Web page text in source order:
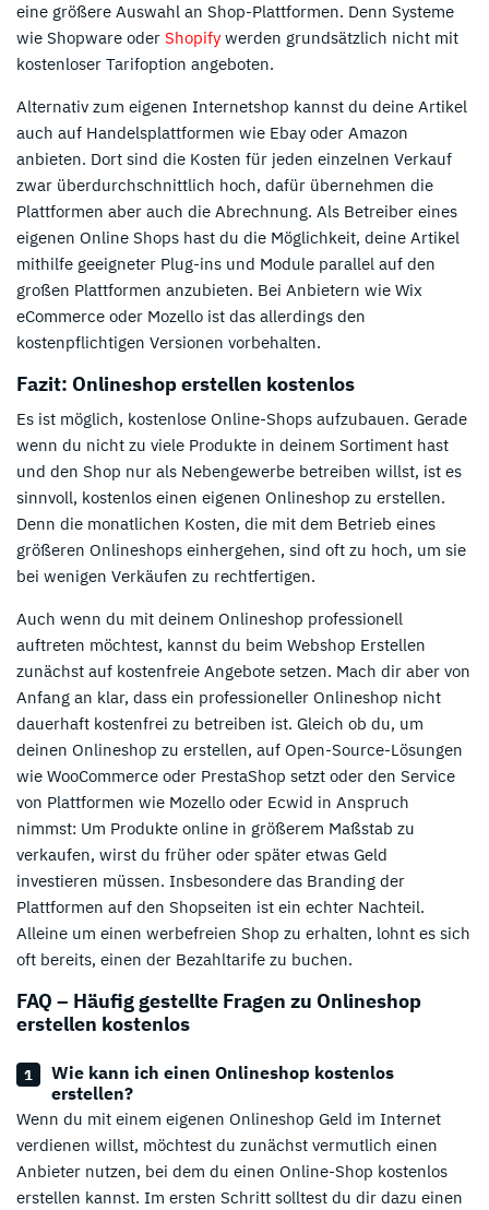
eine größere Auswahl an Shop-Plattformen. Denn Systeme
wie Shopware oder Shopify werden grundsätzlich nicht mit
kostenloser Tarifoption angeboten.
Alternativ zum eigenen Internetshop kannst du deine Artikel
auch auf Handelsplattformen wie Ebay oder Amazon
anbieten. Dort sind die Kosten für jeden einzelnen Verkauf
zwar überdurchschnittlich hoch, dafür übernehmen die
Plattformen aber auch die Abrechnung. Als Betreiber eines
eigenen Online Shops hast du die Möglichkeit, deine Artikel
mithilfe geeigneter Plug-ins und Module parallel auf den
großen Plattformen anzubieten. Bei Anbietern wie Wix
eCommerce oder Mozello ist das allerdings den
kostenpflichtigen Versionen vorbehalten.
Fazit: Onlineshop erstellen kostenlos
Es ist möglich, kostenlose Online-Shops aufzubauen. Gerade
wenn du nicht zu viele Produkte in deinem Sortiment hast
und den Shop nur als Nebengewerbe betreiben willst, ist es
sinnvoll, kostenlos einen eigenen Onlineshop zu erstellen.
Denn die monatlichen Kosten, die mit dem Betrieb eines
größeren Onlineshops einhergehen, sind oft zu hoch, um sie
bei wenigen Verkäufen zu rechtfertigen.
Auch wenn du mit deinem Onlineshop professionell
auftreten möchtest, kannst du beim Webshop Erstellen
zunächst auf kostenfreie Angebote setzen. Mach dir aber von
Anfang an klar, dass ein professioneller Onlineshop nicht
dauerhaft kostenfrei zu betreiben ist. Gleich ob du, um
deinen Onlineshop zu erstellen, auf Open-Source-Lösungen
wie WooCommerce oder PrestaShop setzt oder den Service
von Plattformen wie Mozello oder Ecwid in Anspruch
nimmst: Um Produkte online in größerem Maßstab zu
verkaufen, wirst du früher oder später etwas Geld
investieren müssen. Insbesondere das Branding der
Plattformen auf den Shopseiten ist ein echter Nachteil.
Alleine um einen werbefreien Shop zu erhalten, lohnt es sich
oft bereits, einen der Bezahltarife zu buchen.
FAQ – Häufig gestellte Fragen zu Onlineshop
erstellen kostenlos
Wie kann ich einen Onlineshop kostenlos
erstellen?
Wenn du mit einem eigenen Onlineshop Geld im Internet
verdienen willst, möchtest du zunächst vermutlich einen
Anbieter nutzen, bei dem du einen Online-Shop kostenlos
erstellen kannst. Im ersten Schritt solltest du dir dazu einen